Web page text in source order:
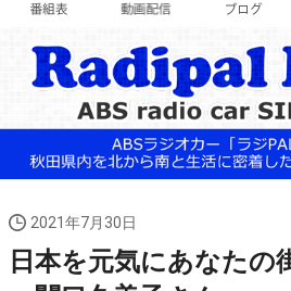
2021年7月30日
日本を元気にあなたの